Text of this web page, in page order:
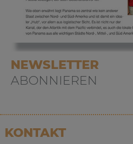
NEWSLETTER
ABONNIEREN
KONTAKT